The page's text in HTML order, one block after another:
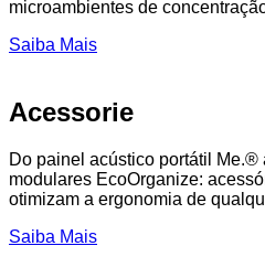
microambientes de
Saiba Mais
Acessorie
Do painel acústico portátil Me.®
modulares EcoOrganize:
otimizam a ergonomia de
Saiba Mais